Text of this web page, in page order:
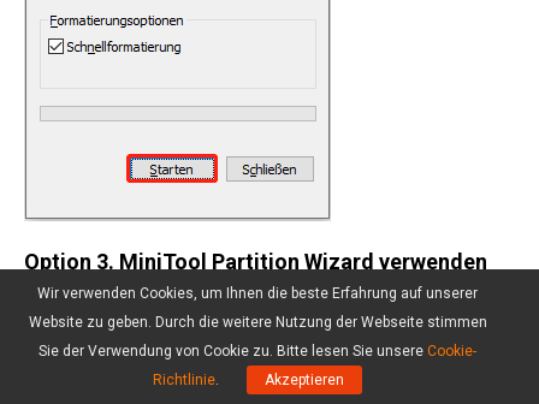
Option 3. MiniTool Partition Wizard verwenden
MiniTool Partition Wizardist ein kostenloses
Partitionsverwaltungstool für Windows. Es kann
Ihnen helfen, interne und externe Festplatten, SD-
Wir verwenden Cookies, um Ihnen die beste Erfahrung auf unserer
Website zu geben. Durch die weitere Nutzung der Webseite stimmen
Sie der Verwendung von Cookie zu. Bitte lesen Sie unsere Cookie-
Richtlinie. Akzeptieren